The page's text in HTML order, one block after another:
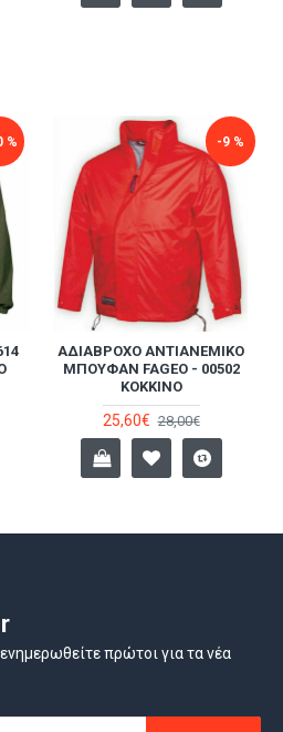
% -9 %
ΑΔΙΆΒΡΟΧΟ ΑΝΤΙΑΝΕΜΙΚΌ
ΜΠΟΥΦΆΝ FAGEO - 00502
ΚΟΚΚΙΝΟ
25,60€ 28,00€
πρώτοι για τα νέα